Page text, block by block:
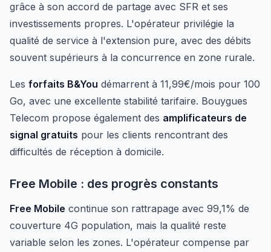
grâce à son accord de partage avec SFR et ses
investissements propres. L'opérateur privilégie la
qualité de service à l'extension pure, avec des débits
souvent supérieurs à la concurrence en zone rurale.
Les forfaits B&You démarrent à 11,99€/mois pour 100
Go, avec une excellente stabilité tarifaire. Bouygues
Telecom propose également des amplificateurs de
signal gratuits pour les clients rencontrant des
difficultés de réception à domicile.
Free Mobile : des progrès constants
Free Mobile continue son rattrapage avec 99,1% de
couverture 4G population, mais la qualité reste
variable selon les zones. L'opérateur compense par